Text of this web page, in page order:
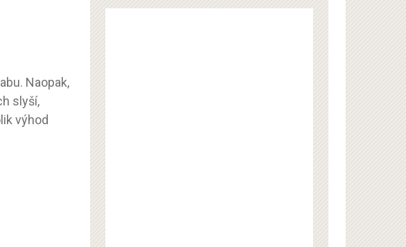
Naopak,
slyší,
výhod